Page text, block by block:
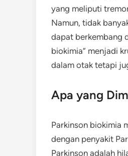
yang meliputi
Namun, tidak
dapat berkembang
biokimia” menjadi
dalam otak tetapi
Apa yang
Parkinson biokimia
dengan penyakit
Parkinson adalah